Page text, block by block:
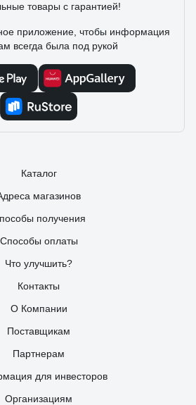
товары с гарантией!
приложение, чтобы информация
всегда была под рукой
Каталог
магазинов
получения
Способы оплаты
Что улучшить?
Контакты
О Компании
Поставщикам
Партнерам
для инвесторов
Организациям